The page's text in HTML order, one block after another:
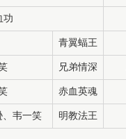
功
青翼蝠王
兄弟情深
赤血英魂
、韦一笑 明教法王